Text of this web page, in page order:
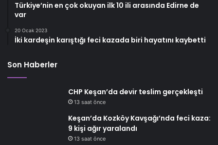
Türkiye’nin en çok okuyan ilk 10 ili arasında Edirne de
var
20 Ocak 2023
İki kardeşin karıştığı feci kazada biri hayatını kaybetti
Son Haberler
CHP Keşan’da devir teslim gerçekleşti
13 saat önce
Keşan’da Kozköy Kavşağı’nda feci kaza:
9 kişi ağır yaralandı
13 saat önce